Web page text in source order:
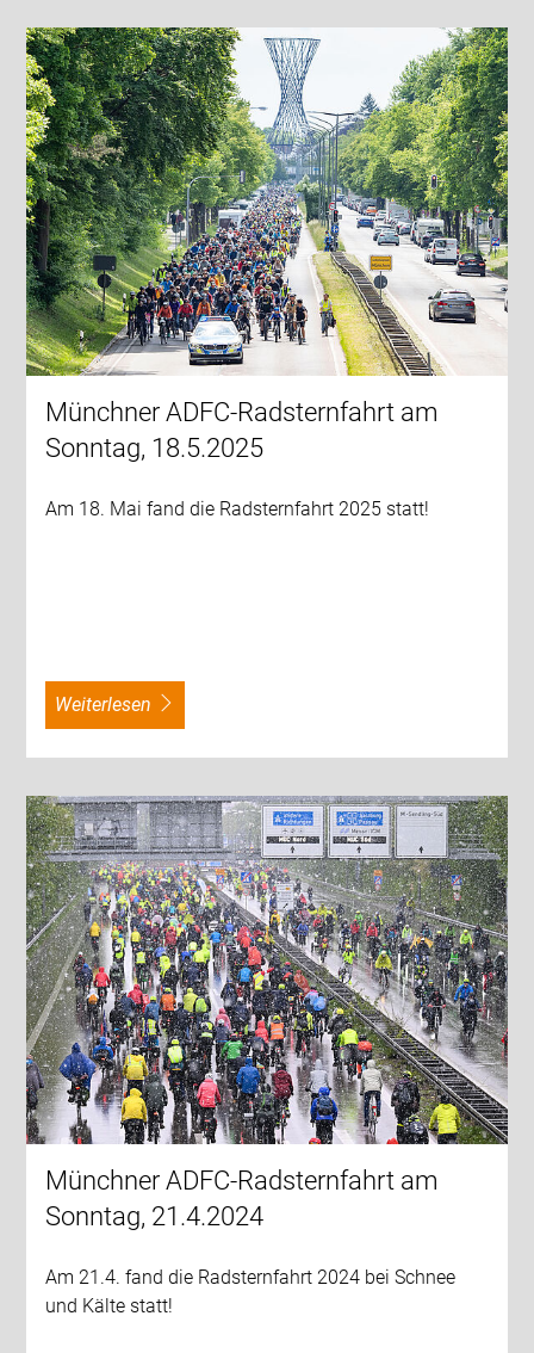
Münchner ADFC-Radsternfahrt am
Sonntag, 18.5.2025
Am 18. Mai fand die Radsternfahrt 2025 statt!
weiterlesen
Münchner ADFC-Radsternfahrt am
Sonntag, 21.4.2024
Am 21.4. fand die Radsternfahrt 2024 bei Schnee
und Kälte statt!